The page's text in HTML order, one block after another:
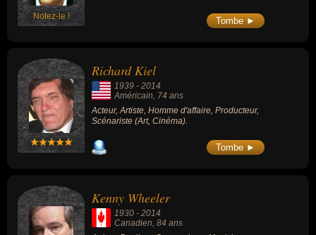
Notez-le ! Tombe ►
Richard Kiel
1939 - 2014
Américain, 74 ans
Acteur, Artiste, Homme d'affaire, Producteur,
Scénariste (Art, Cinéma).
Tombe ►
Kenny Wheeler
1930 - 2014
Canadien, 84 ans